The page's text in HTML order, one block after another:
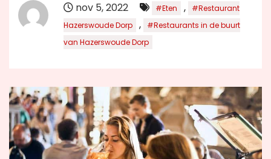
nov 5, 2022 #Eten ,
#Restaurant
Hazerswoude Dorp
,
#Restaurants in de buurt
van Hazerswoude Dorp